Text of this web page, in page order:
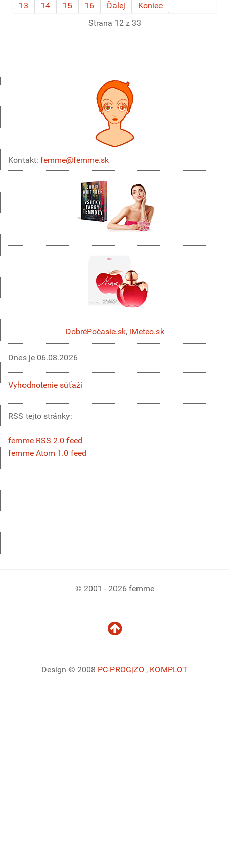
13
14 15 16 Ďalej
Koniec
Strana 12 z 33
Kontakt: femme@femme.sk
DobréPočasie.sk, iMeteo.sk
Dnes je 06.08.2026
Vyhodnotenie súťaží
RSS tejto stránky:
femme RSS 2.0 feed
femme Atom 1.0 feed
© 2001 - 2026 femme
Design © 2008 PC-PROG|ZO , KOMPLOT